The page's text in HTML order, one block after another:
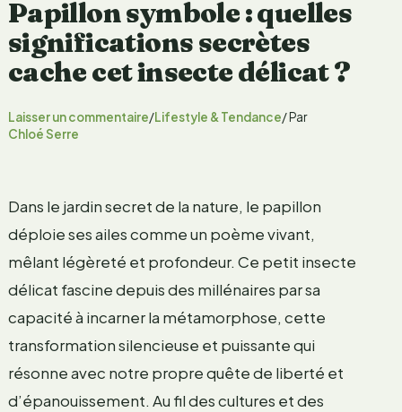
Papillon symbole : quelles
significations secrètes
cache cet insecte délicat ?
Laisser un commentaire/Lifestyle & Tendance/ Par
Chloé Serre
Dans le jardin secret de la nature, le papillon
déploie ses ailes comme un poème vivant,
mêlant légèreté et profondeur. Ce petit insecte
délicat fascine depuis des millénaires par sa
capacité à incarner la métamorphose, cette
transformation silencieuse et puissante qui
résonne avec notre propre quête de liberté et
d’épanouissement. Au fil des cultures et des